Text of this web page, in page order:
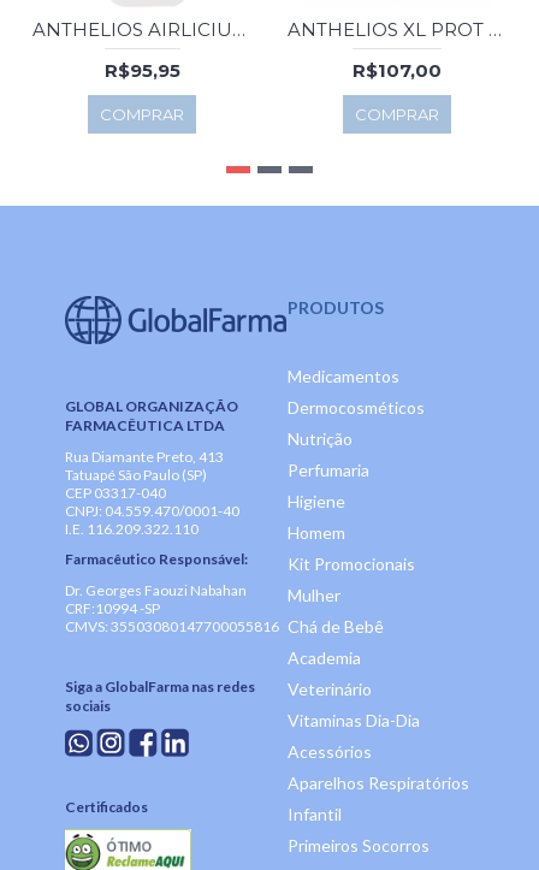
ANTHELIOS AIRLICIUM S COR FPS50 40ML
R$95,95
COMPRAR
ANTHELIOS XL PROT FACE MORENA FPS60 40G
R$107,00
COMPRAR
GLOBAL ORGANIZAÇÃO
FARMACÊUTICA LTDA
Rua Diamante Preto, 413
Tatuapé São Paulo (SP)
CEP 03317-040
CNPJ: 04.559.470/0001-40
I.E. 116.209.322.110
Farmacêutico Responsável:
Dr. Georges Faouzi Nabahan
CRF:10994 -SP
CMVS: 35503080147700055816
Siga a GlobalFarma nas redes
sociais
Certificados
PRODUTOS
Medicamentos
Dermocosméticos
Nutrição
Perfumaria
Higiene
Homem
Kit Promocionais
Mulher
Chá de Bebê
Academia
Veterinário
Vitaminas Dia-Dia
Acessórios
Aparelhos Respiratórios
Infantil
Primeiros Socorros